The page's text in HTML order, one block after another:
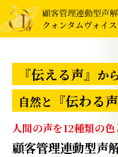
『伝える声』 か
自然と 『伝わる声
人間の声を12種類の
顧客管理連動型声